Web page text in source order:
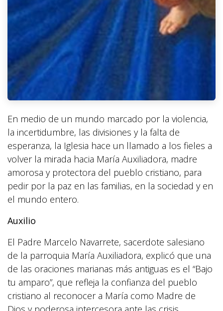
En medio de un mundo marcado por la violencia,
la incertidumbre, las divisiones y la falta de
esperanza, la Iglesia hace un llamado a los fieles a
volver la mirada hacia María Auxiliadora, madre
amorosa y protectora del pueblo cristiano, para
pedir por la paz en las familias, en la sociedad y en
el mundo entero.
Auxilio
El Padre Marcelo Navarrete, sacerdote salesiano
de la parroquia María Auxiliadora, explicó que una
de las oraciones marianas más antiguas es el “Bajo
tu amparo”, que refleja la confianza del pueblo
cristiano al reconocer a María como Madre de